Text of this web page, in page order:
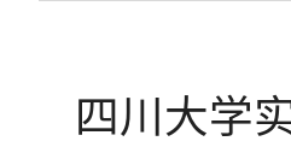
四川大学